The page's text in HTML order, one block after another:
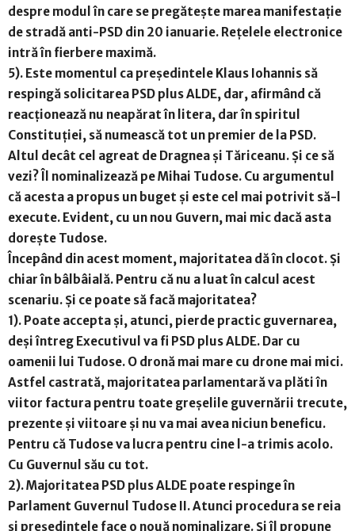
despre modul în care se pregătește marea manifestație
de stradă anti-PSD din 20 ianuarie. Rețelele electronice
intră în fierbere maximă.
5). Este momentul ca președintele Klaus Iohannis să
respingă solicitarea PSD plus ALDE, dar, afirmând că
reacționează nu neapărat în litera, dar în spiritul
Constituției, să numească tot un premier de la PSD.
Altul decât cel agreat de Dragnea și Tăriceanu. Și ce să
vezi? Îl nominalizează pe Mihai Tudose. Cu argumentul
că acesta a propus un buget și este cel mai potrivit să-l
execute. Evident, cu un nou Guvern, mai mic dacă asta
dorește Tudose.
Începând din acest moment, majoritatea dă în clocot. Și
chiar în bâlbâială. Pentru că nu a luat în calcul acest
scenariu. Și ce poate să facă majoritatea?
1). Poate accepta și, atunci, pierde practic guvernarea,
deși întreg Executivul va fi PSD plus ALDE. Dar cu
oamenii lui Tudose. O dronă mai mare cu drone mai mici.
Astfel castrată, majoritatea parlamentară va plăti în
viitor factura pentru toate greșelile guvernării trecute,
prezente și viitoare și nu va mai avea niciun beneficu.
Pentru că Tudose va lucra pentru cine l-a trimis acolo.
Cu Guvernul său cu tot.
2). Majoritatea PSD plus ALDE poate respinge în
Parlament Guvernul Tudose II. Atunci procedura se reia
și președintele face o nouă nominalizare. Și îl propune